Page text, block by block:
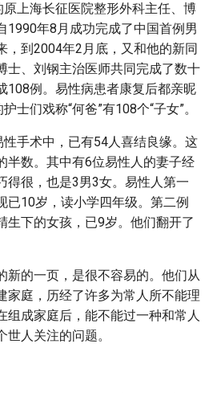
原上海长征医院整形外科主任、博
1990年8月成功完成了中国首例男
，到2004年2月底，又和他的新同
士、刘钢主治医师共同完成了数十
108例。易性病患者康复后都亲昵
士们戏称“何爸”有108个“子女”。
手术中，已有54人喜结良缘。这
半数。其中有6位易性人的妻子经
得很，也是3男3女。易性人第一
已10岁，读小学四年级。第二例
生下的女孩，已9岁。他们翻开了
新的一页，是很不容易的。他们从
家庭，历经了许多为常人所不能理
组成家庭后，能不能过一种和常人
人关注的问题。